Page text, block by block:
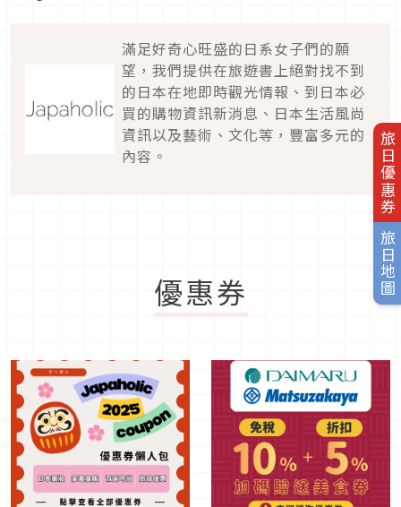
旅日優惠券
旅日地圖
滿足好奇心旺盛的日系女子們的願
望，我們提供在旅遊書上絕對找不到
的日本在地即時觀光情報、到日本必
買的購物資訊新消息、日本生活風尚
資訊以及藝術、文化等，豐富多元的
內容。
優惠券